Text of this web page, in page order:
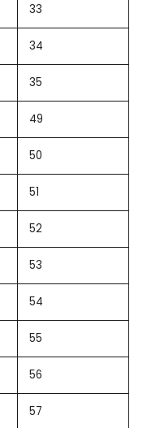
33
34
35
49
50
51
52
53
54
55
56
57